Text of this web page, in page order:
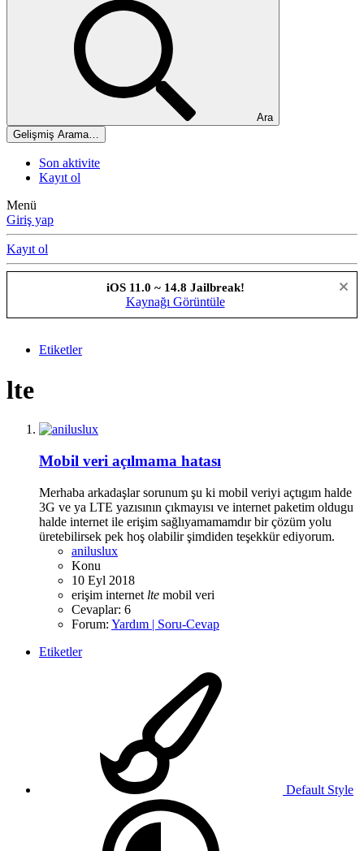
Ara
Gelişmiş Arama…
Son aktivite
Kayıt ol
Menü
Giriş yap
Kayıt ol
iOS 11.0 ~ 14.8 Jailbreak!
Kaynağı Görüntüle
Etiketler
lte
Mobil veri açılmama hatası
Merhaba arkadaşlar sorunum şu ki mobil veriyi açtıgım halde
3G ve ya LTE yazısının çıkmayısı ve internet paketim oldugu
halde internet ile erişim sağlıyamamamdır bir çözüm yolu
üretebilirsek pek hoş olabilir şimdiden teşekkür ediyorum.
aniluslux
Konu
10 Eyl 2018
erişim internet lte mobil veri
Cevaplar: 6
Forum: Yardım | Soru-Cevap
Etiketler
Default Style